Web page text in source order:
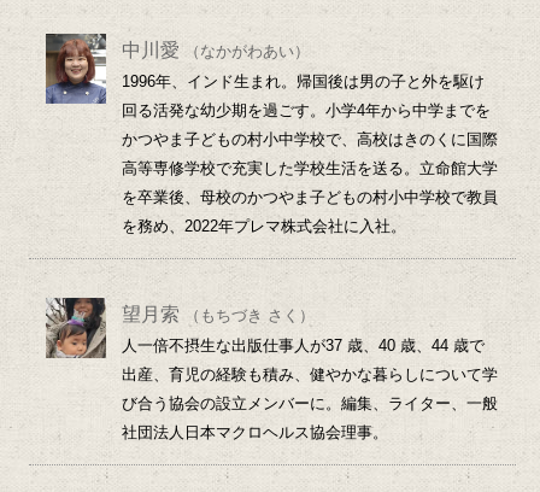
中川愛
（なかがわあい）
1996年、インド生まれ。帰国後は男の子と外を駆け
回る活発な幼少期を過ごす。小学4年から中学までを
かつやま子どもの村小中学校で、高校はきのくに国際
高等専修学校で充実した学校生活を送る。立命館大学
を卒業後、母校のかつやま子どもの村小中学校で教員
を務め、2022年プレマ株式会社に入社。
望月索
（もちづき さく）
人一倍不摂生な出版仕事人が37 歳、40 歳、44 歳で
出産、育児の経験も積み、健やかな暮らしについて学
び合う協会の設立メンバーに。編集、ライター、一般
社団法人日本マクロヘルス協会理事。